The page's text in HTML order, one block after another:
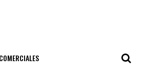
COMERCIALES